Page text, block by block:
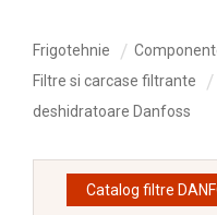
Frigotehnie
Filtre si carcase filtrante
deshidratoare Danfoss
Catalog filtre